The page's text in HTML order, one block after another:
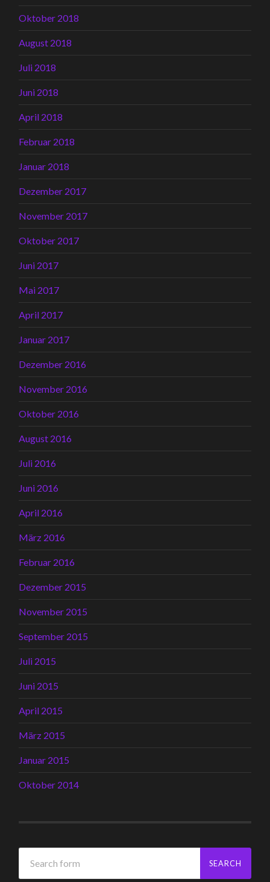
Oktober 2018
August 2018
Juli 2018
Juni 2018
April 2018
Februar 2018
Januar 2018
Dezember 2017
November 2017
Oktober 2017
Juni 2017
Mai 2017
April 2017
Januar 2017
Dezember 2016
November 2016
Oktober 2016
August 2016
Juli 2016
Juni 2016
April 2016
März 2016
Februar 2016
Dezember 2015
November 2015
September 2015
Juli 2015
Juni 2015
April 2015
März 2015
Januar 2015
Oktober 2014